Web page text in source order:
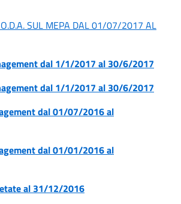
SUL MEPA DAL 01/07/2017 AL
dal 1/1/2017 al 30/6/2017
dal 1/1/2017 al 30/6/2017
dal 01/07/2016 al
dal 01/01/2016 al
al 31/12/2016